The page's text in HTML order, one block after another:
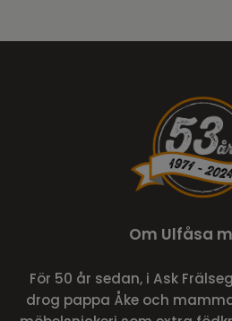
Om Ulfåsa
För 50 år sedan, i Ask
drog pappa Åke och